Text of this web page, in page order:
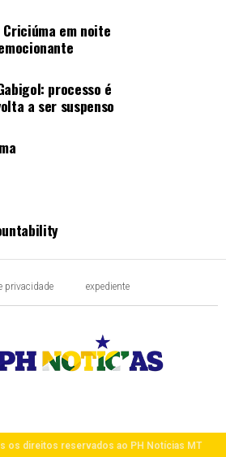
em noite
processo é
a ser suspenso
privacidade expediente
os direitos reservados ao PH Notícias MT